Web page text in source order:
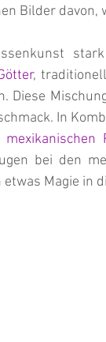
Bilder
,
Diese
mexikanischen
bei den
Magie in